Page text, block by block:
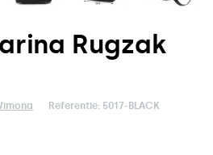
Rugzak
Referentie: 5017-BLACK